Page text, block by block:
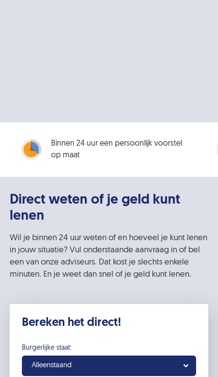
Binnen 24 uur een persoonlijk voorstel
op maat
Direct weten of je geld kunt
lenen
Wil je binnen 24 uur weten of en hoeveel je kunt lenen
in jouw situatie? Vul onderstaande aanvraag in of bel
een van onze adviseurs. Dat kost je slechts enkele
minuten. En je weet dan snel of je geld kunt lenen.
Bereken het direct!
Burgerlijke staat:
Alleenstaand